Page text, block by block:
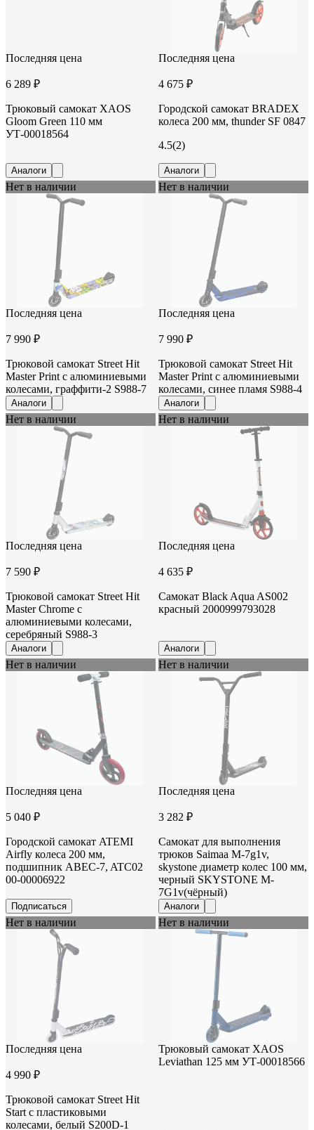
Последняя цена
6 289 ₽
Трюковый самокат XAOS
Gloom Green 110 мм
УТ-00018564
Аналоги
Последняя цена
4 675 ₽
Городской самокат BRADEX
колеса 200 мм, thunder SF 0847
4.5(2)
Аналоги
Нет в наличии
Последняя цена
7 990 ₽
Трюковой самокат Street Hit
Master Print с алюминиевыми
колесами, граффити-2 S988-7
Аналоги
Нет в наличии
Последняя цена
7 990 ₽
Трюковой самокат Street Hit
Master Print с алюминиевыми
колесами, синее пламя S988-4
Аналоги
Нет в наличии
Последняя цена
7 590 ₽
Трюковой самокат Street Hit
Master Chrome с
алюминиевыми колесами,
серебряный S988-3
Аналоги
Нет в наличии
Последняя цена
4 635 ₽
Самокат Black Aqua AS002
красный 2000999793028
Аналоги
Нет в наличии
Последняя цена
5 040 ₽
Городской самокат ATEMI
Airfly колеса 200 мм,
подшипник ABEC-7, ATC02
00-00006922
Подписаться
Нет в наличии
Последняя цена
3 282 ₽
Самокат для выполнения
трюков Saimaa M-7g1v,
skystone диаметр колес 100 мм,
черный SKYSTONE M-
7G1v(чёрный)
Аналоги
Нет в наличии
Последняя цена
4 990 ₽
Трюковой самокат Street Hit
Start с пластиковыми
колесами, белый S200D-1
Нет в наличии
Трюковый самокат XAOS
Leviathan 125 мм УТ-00018566